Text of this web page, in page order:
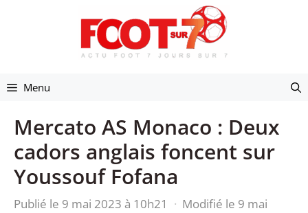
Menu
Mercato AS Monaco : Deux
cadors anglais foncent sur
Youssouf Fofana
Publié le 9 mai 2023 à 10h21 · Modifié le 9 mai